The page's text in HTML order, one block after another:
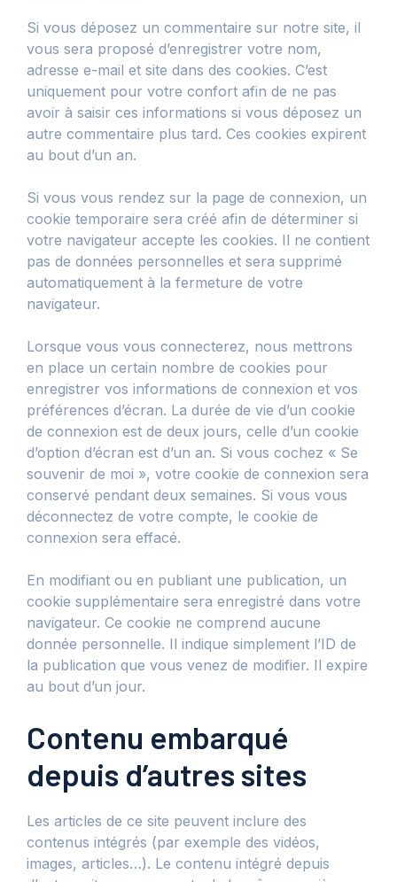
Si vous déposez un commentaire sur notre site, il
vous sera proposé d’enregistrer votre nom,
adresse e-mail et site dans des cookies. C’est
uniquement pour votre confort afin de ne pas
avoir à saisir ces informations si vous déposez un
autre commentaire plus tard. Ces cookies expirent
au bout d’un an.
Si vous vous rendez sur la page de connexion, un
cookie temporaire sera créé afin de déterminer si
votre navigateur accepte les cookies. Il ne contient
pas de données personnelles et sera supprimé
automatiquement à la fermeture de votre
navigateur.
Lorsque vous vous connecterez, nous mettrons
en place un certain nombre de cookies pour
enregistrer vos informations de connexion et vos
préférences d’écran. La durée de vie d’un cookie
de connexion est de deux jours, celle d’un cookie
d’option d’écran est d’un an. Si vous cochez « Se
souvenir de moi », votre cookie de connexion sera
conservé pendant deux semaines. Si vous vous
déconnectez de votre compte, le cookie de
connexion sera effacé.
En modifiant ou en publiant une publication, un
cookie supplémentaire sera enregistré dans votre
navigateur. Ce cookie ne comprend aucune
donnée personnelle. Il indique simplement l’ID de
la publication que vous venez de modifier. Il expire
au bout d’un jour.
Contenu embarqué
depuis d’autres sites
Les articles de ce site peuvent inclure des
contenus intégrés (par exemple des vidéos,
images, articles…). Le contenu intégré depuis